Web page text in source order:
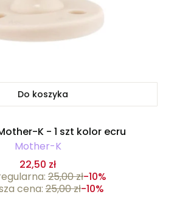
Do koszyka
K - 1 szt kolor ecru
Mother-K
22,50 zł
25,00 zł-10%
cena:25,00 zł-10%